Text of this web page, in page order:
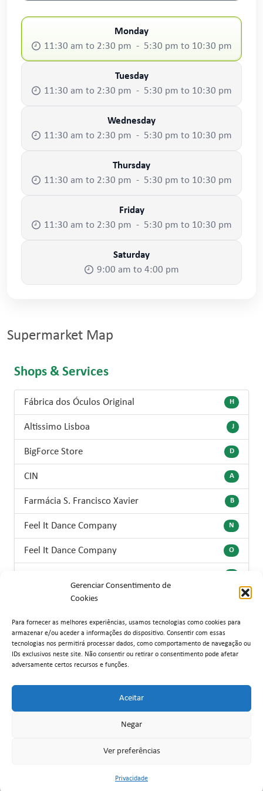
Gerenciar Consentimento de
Cookies
Para fornecer as melhores experiências, usamos tecnologias como cookies para
armazenar e/ou aceder a informações do dispositivo. Consentir com essas
tecnologias nos permitirá processar dados, como comportamento de navegação ou
IDs exclusivos neste site. Não consentir ou retirar o consentimento pode afetar
adversamente certos recursos e funções.
Aceitar
Negar
Ver preferências
Privacidade
Monday
11:30 am to 2:30 pm - 5:30 pm to 10:30 pm
Tuesday
11:30 am to 2:30 pm - 5:30 pm to 10:30 pm
Wednesday
11:30 am to 2:30 pm - 5:30 pm to 10:30 pm
Thursday
11:30 am to 2:30 pm - 5:30 pm to 10:30 pm
Friday
11:30 am to 2:30 pm - 5:30 pm to 10:30 pm
Saturday
9:00 am to 4:00 pm
Supermarket Map
Shops & Services
Fábrica dos Óculos Original H
Altissimo Lisboa J
BigForce Store D
CIN A
Farmácia S. Francisco Xavier B
Feel It Dance Company N
Feel It Dance Company O
Casa Lorena Restaurant
Planner I
VivaGym E